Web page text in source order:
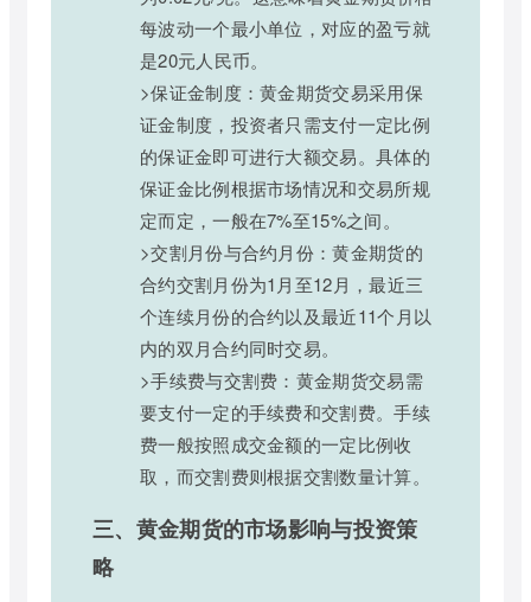
每波动一个最小单位，对应的盈亏就
是20元人民币。
>保证金制度：黄金期货交易采用保
证金制度，投资者只需支付一定比例
的保证金即可进行大额交易。具体的
保证金比例根据市场情况和交易所规
定而定，一般在7%至15%之间。
>交割月份与合约月份：黄金期货的
合约交割月份为1月至12月，最近三
个连续月份的合约以及最近11个月以
内的双月合约同时交易。
>手续费与交割费：黄金期货交易需
要支付一定的手续费和交割费。手续
费一般按照成交金额的一定比例收
取，而交割费则根据交割数量计算。
三、黄金期货的市场影响与投资策
略